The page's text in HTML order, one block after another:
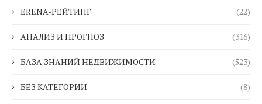
ERENA-РЕЙТИНГ (22)
АНАЛИЗ И ПРОГНОЗ (316)
БАЗА ЗНАНИЙ НЕДВИЖИМОСТИ (523)
БЕЗ КАТЕГОРИИ (8)